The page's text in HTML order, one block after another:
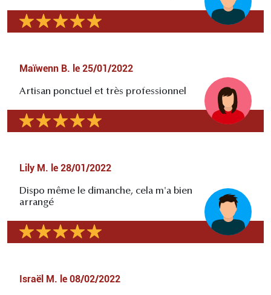
Maïwenn B. le 25/01/2022
Artisan ponctuel et très professionnel
Lily M. le 28/01/2022
Dispo même le dimanche, cela m'a bien
arrangé
Israël M. le 08/02/2022